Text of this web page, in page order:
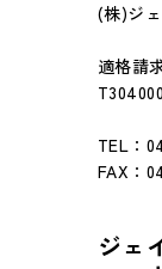
(株)ジ
適格請
TEL：
FAX：
ジェ